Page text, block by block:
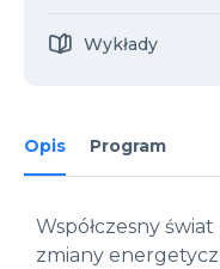
Opis Program
Współczesny
zmiany
Wykłady